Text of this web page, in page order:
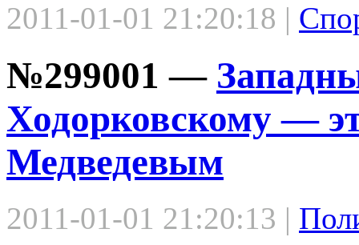
2011-01-01 21:20:18 |
№299001 —
Ходорковскому —
Медведевым
2011-01-01 21:20:13 |